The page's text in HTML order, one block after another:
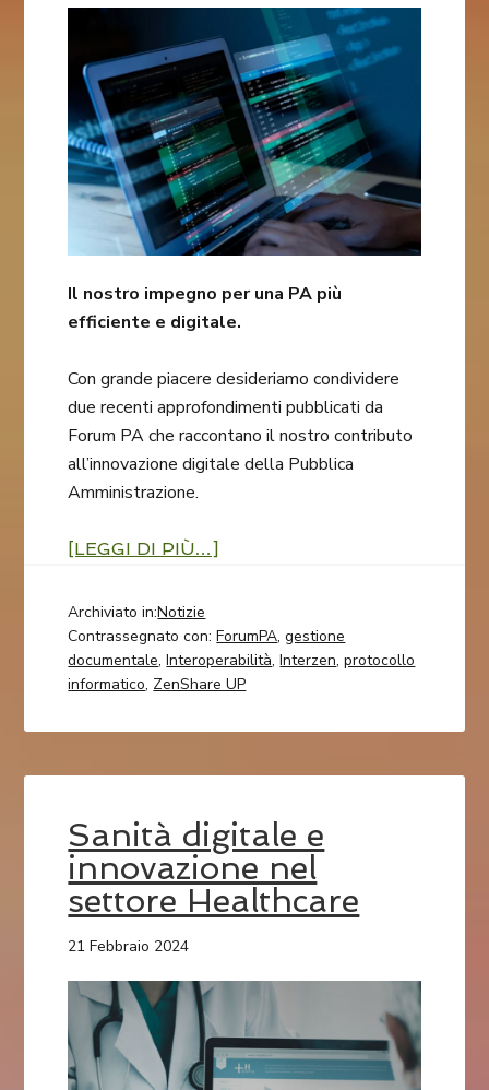
Il nostro impegno per una PA più
efficiente e digitale.
Con grande piacere desideriamo condividere
due recenti approfondimenti pubblicati da
Forum PA che raccontano il nostro contributo
all’innovazione digitale della Pubblica
Amministrazione.
[LEGGI DI PIÙ…]
Archiviato in:Notizie
Contrassegnato con:ForumPA,gestione
documentale,Interoperabilità,Interzen,protocollo
informatico, ZenShare UP
Sanità digitale e
innovazione nel
settore Healthcare
21 Febbraio 2024